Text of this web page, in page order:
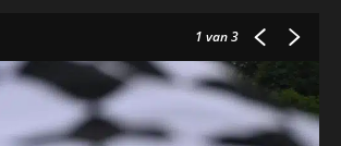
1 van 3